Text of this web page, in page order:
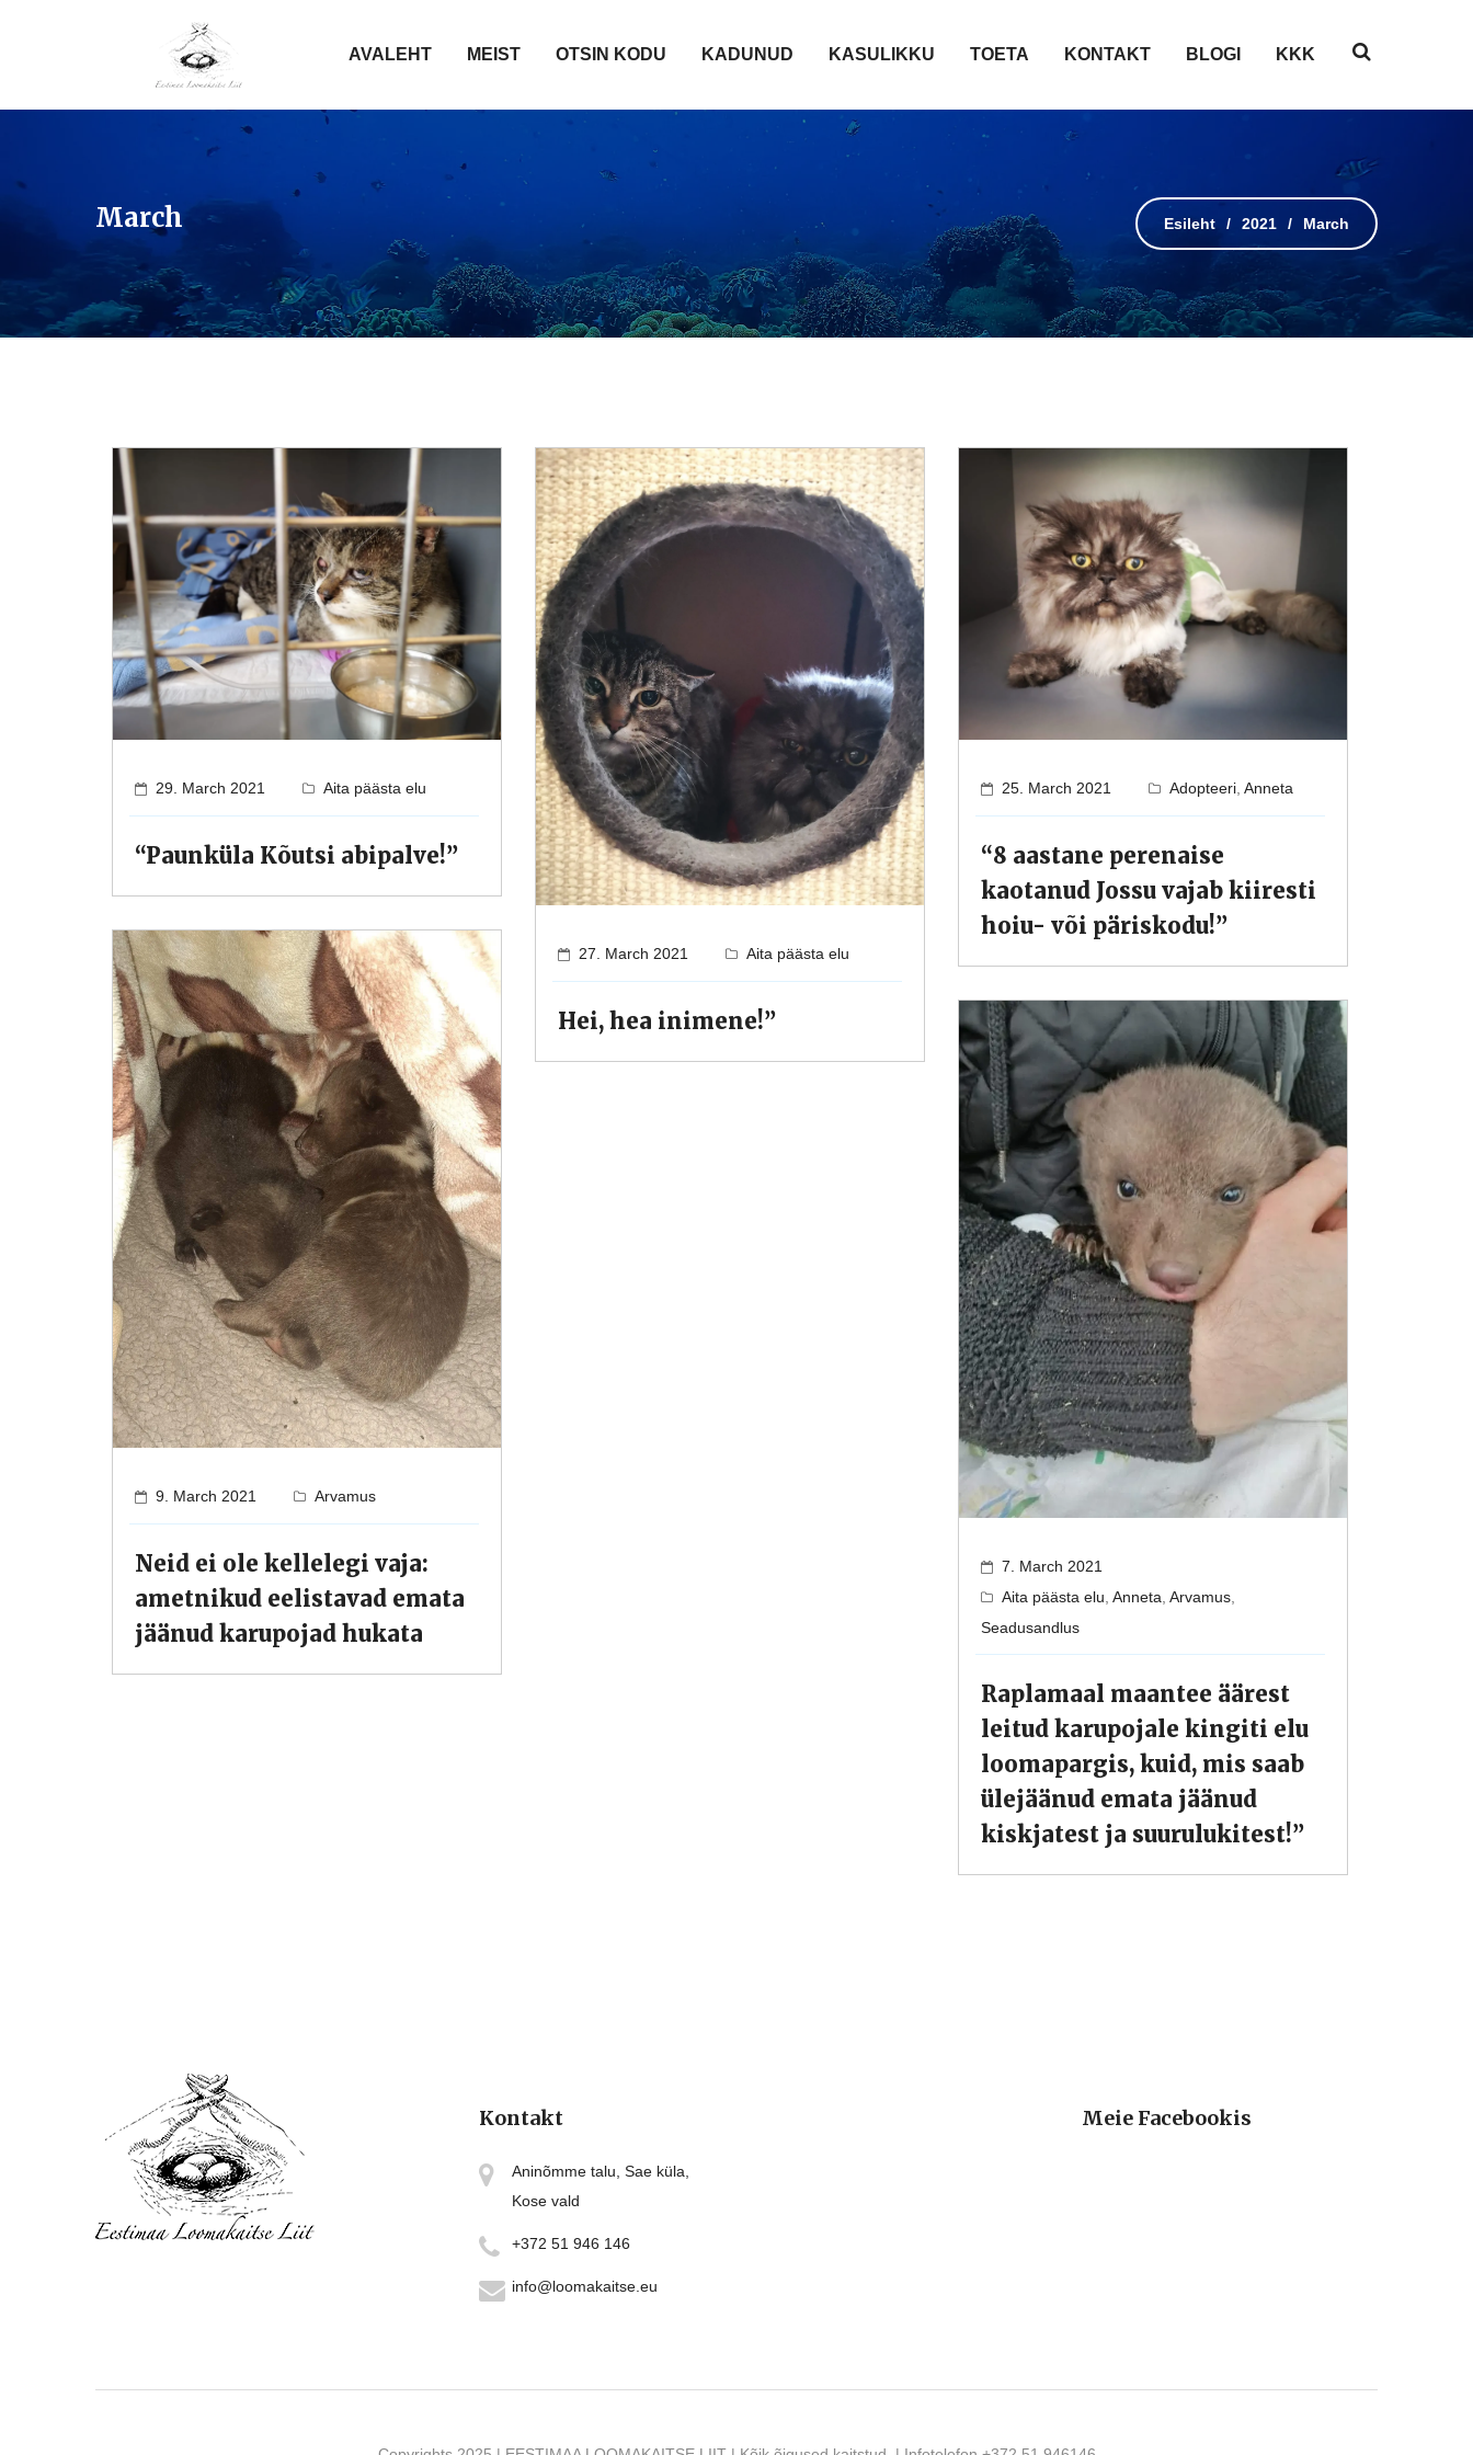
AVALEHT MEIST OTSIN KODU KADUNUD KASULIKKU TOETA KONTAKT BLOGI KKK
March Esileht 2021 March
29. March 2021 Aita päästa elu
“Paunküla Kõutsi abipalve!”
27. March 2021 Aita päästa elu
Hei, hea inimene!”
25. March 2021 Adopteeri ,Anneta
“8 aastane perenaise
kaotanud Jossu vajab kiiresti
hoiu- või päriskodu!”
9. March 2021 Arvamus
Neid ei ole kellelegi vaja:
ametnikud eelistavad emata
jäänud karupojad hukata
7. March 2021
Aita päästa elu ,Anneta ,Arvamus
Seadusandlus
Raplamaal maantee äärest
leitud karupojale kingiti elu
loomapargis, kuid, mis saab
ülejäänud emata jäänud
kiskjatest ja suurulukitest!”
Kontakt
Aninõmme talu, Sae küla,
Kose vald
+372 51 946 146
info@loomakaitse.eu
Meie Facebookis